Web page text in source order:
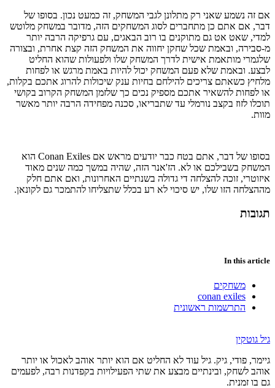
אם זה נשמע שאני רק מתלונן לגבי המשחק, זה כמעט נכון. בסופו של
דבר, אם אתם כן מתחברים לסוג המשחקים הזה, מדובר במשחק מלוטש
למדי, שאט אט גם מתוקנים בו רוב הבאגים, עם גרפיקה הרבה יותר
מ-סבירה, ובאמת שכל שחקן יחווה את המשחק הזה קצת אחרת, ובצורה
שלגמרי מותאמת אישית לדרך המשחק שלו ולפעולות שהוא החליט
לבצע. ובאמת שלא פעם המשחק יכול להיות באמת מרגש או לפחות
מלחיץ כשאתם צריכים להילחם בחיות ענק שיכולות להרוג אתכם בקלות,
או לפחות להשאיר אתכם מספיק נכים כך שלזמן המשחק הקרוב בקושי
תוכלו לזוז בקצב נורמלי עד שתבריאו, סכנה מפחידה הרבה יותר מאשר
מוות.
בסופו של דבר, אתם בטח כבר יודעים מראש אם Conan Exiles הוא
המשחק בשבילכם או לא. הז'אנר הזה, שהיה במשך כמה שנים מאוד
איזוטרי, זוכה להצלחה די גדולה בשנתיים האחרונות, ואם אתם חלק
מההצלחה הזו שלו, יש סיכוי לא רע בכלל שתצליחו להתמכר גם לקונאן.
תגובות
In this article
משחקים
conan exiles
התרשמות ראשונית
גיל גוטקין
גיימר, פודי, גיק. גיל עוד לא החליט אם הוא יותר אוהב לאכול או יותר
אוהב לשחק, ובינתיים מבצע את שתי הפעילויות בקפדנות רבה, לפעמים
גם בו זמנית.